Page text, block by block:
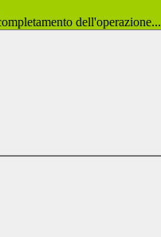
dell'operazione...